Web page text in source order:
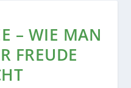
– WIE MAN
FREUDE